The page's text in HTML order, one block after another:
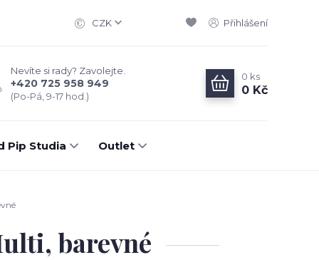
CZK Přihlášení
Nevíte si rady? Zavolejte.
+420 725 958 949
(Po-Pá, 9-17 hod.)
0 ks
0 Kč
Pip Studia Outlet
barevné